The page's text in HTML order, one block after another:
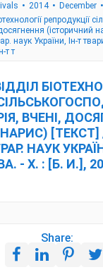
2014
December
репродукції
(історичний
наук України, Ін-т
т т
ВЧЕНІ,
[ТЕКСТ]
НАУК
- Х. : [Б. И.],
Share: